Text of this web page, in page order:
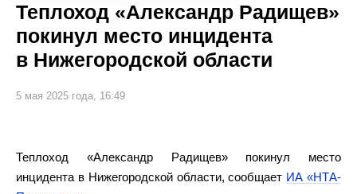
Теплоход «Александр Радищев»
покинул место инцидента
в Нижегородской области
5 мая 2025 года, 16:49
Теплоход «Александр Радищев» покинул место
инцидента в Нижегородской области, сообщает ИА «НТА-